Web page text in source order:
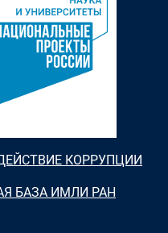
КОРРУПЦИИ
БАЗА ИМЛИ РАН